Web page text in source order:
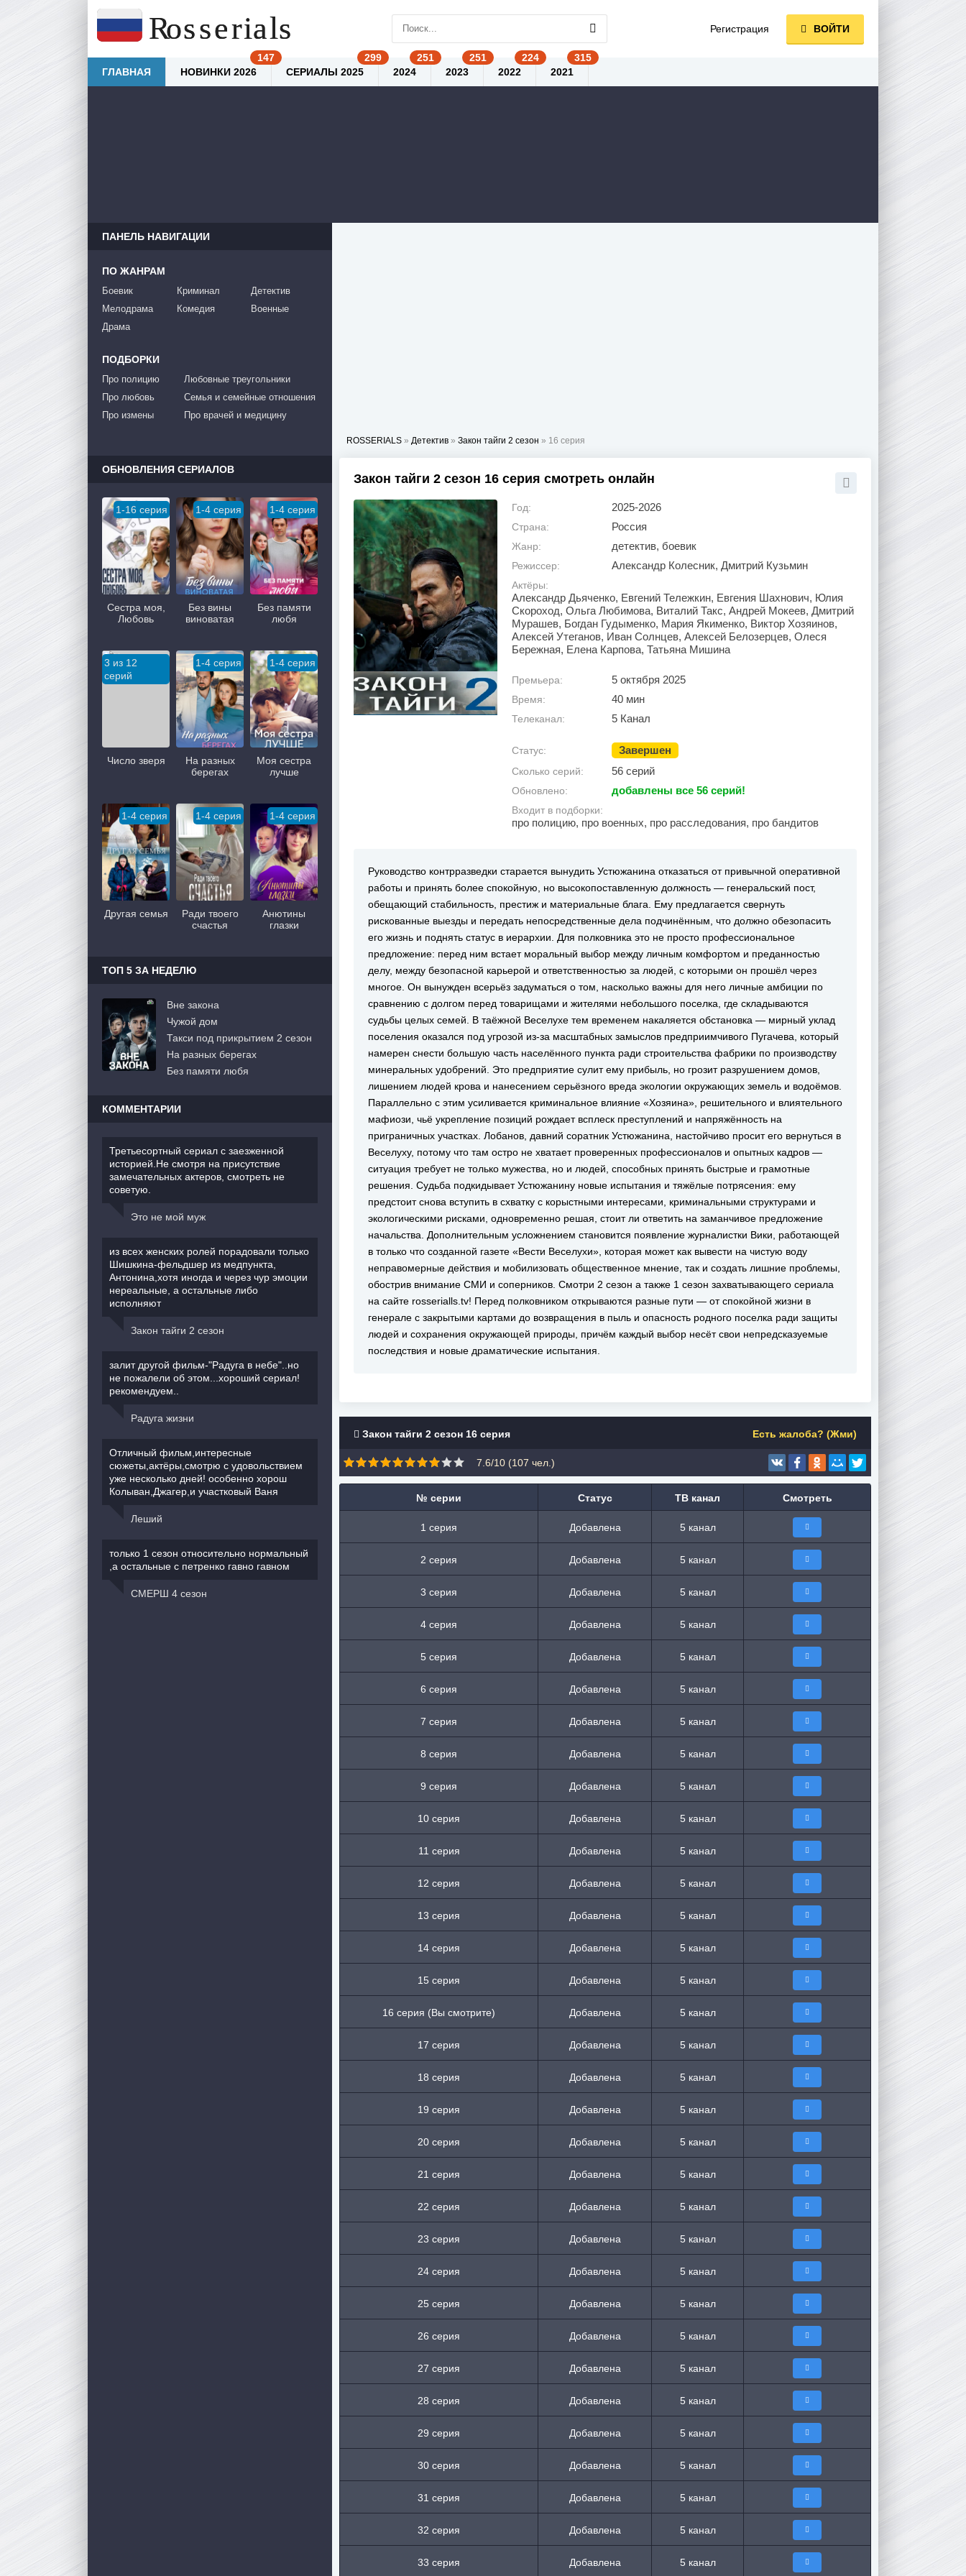
ROSSERIALS » Детектив » Закон тайги 2 сезон » 16 серия
Закон тайги 2 сезон 16 серия смотреть онлайн
Год: 2025-2026
Страна: Россия
Жанр: детектив, боевик
Режиссер: Александр Колесник, Дмитрий Кузьмин
Актёры:
Александр Дьяченко, Евгений Тележкин, Евгения Шахнович, Юлия
Скороход, Ольга Любимова, Виталий Такс, Андрей Мокеев, Дмитрий
Мурашев, Богдан Гудыменко, Мария Якименко, Виктор Хозяинов,
Алексей Утеганов, Иван Солнцев, Алексей Белозерцев, Олеся
Бережная, Елена Карпова, Татьяна Мишина
Премьера: 5 октября 2025
Время: 40 мин
Телеканал: 5 Канал
Статус: Завершен
Сколько серий: 56 серий
Обновлено: добавлены все 56 серий!
Входит в подборки:
про полицию, про военных, про расследования, про бандитов
Руководство контрразведки старается вынудить Устюжанина отказаться от привычной оперативной
работы и принять более спокойную, но высокопоставленную должность — генеральский пост,
обещающий стабильность, престиж и материальные блага. Ему предлагается свернуть
рискованные выезды и передать непосредственные дела подчинённым, что должно обезопасить
его жизнь и поднять статус в иерархии. Для полковника это не просто профессиональное
предложение: перед ним встает моральный выбор между личным комфортом и преданностью
делу, между безопасной карьерой и ответственностью за людей, с которыми он прошёл через
многое. Он вынужден всерьёз задуматься о том, насколько важны для него личные амбиции по
сравнению с долгом перед товарищами и жителями небольшого поселка, где складываются
судьбы целых семей. В таёжной Веселухе тем временем накаляется обстановка — мирный уклад
поселения оказался под угрозой из-за масштабных замыслов предприимчивого Пугачева, который
намерен снести большую часть населённого пункта ради строительства фабрики по производству
минеральных удобрений. Это предприятие сулит ему прибыль, но грозит разрушением домов,
лишением людей крова и нанесением серьёзного вреда экологии окружающих земель и водоёмов.
Параллельно с этим усиливается криминальное влияние «Хозяина», решительного и влиятельного
мафиози, чьё укрепление позиций рождает всплеск преступлений и напряжённость на
приграничных участках. Лобанов, давний соратник Устюжанина, настойчиво просит его вернуться в
Веселуху, потому что там остро не хватает проверенных профессионалов и опытных кадров —
ситуация требует не только мужества, но и людей, способных принять быстрые и грамотные
решения. Судьба подкидывает Устюжанину новые испытания и тяжёлые потрясения: ему
предстоит снова вступить в схватку с корыстными интересами, криминальными структурами и
экологическими рисками, одновременно решая, стоит ли ответить на заманчивое предложение
начальства. Дополнительным усложнением становится появление журналистки Вики, работающей
в только что созданной газете «Вести Веселухи», которая может как вывести на чистую воду
неправомерные действия и мобилизовать общественное мнение, так и создать лишние проблемы,
обострив внимание СМИ и соперников. Смотри 2 сезон а также 1 сезон захватывающего сериала
на сайте rosserialls.tv! Перед полковником открываются разные пути — от спокойной жизни в
генерале с закрытыми картами до возвращения в пыль и опасность родного поселка ради защиты
людей и сохранения окружающей природы, причём каждый выбор несёт свои непредсказуемые
последствия и новые драматические испытания.
Закон тайги 2 сезон 16 серия Есть жалоба? (Жми)
7.6/10 (107 чел.)
№ серии Статус ТВ канал Смотреть
1 серия Добавлена 5 канал
2 серия Добавлена 5 канал
3 серия Добавлена 5 канал
4 серия Добавлена 5 канал
5 серия Добавлена 5 канал
6 серия Добавлена 5 канал
7 серия Добавлена 5 канал
8 серия Добавлена 5 канал
9 серия Добавлена 5 канал
10 серия Добавлена 5 канал
11 серия Добавлена 5 канал
12 серия Добавлена 5 канал
13 серия Добавлена 5 канал
14 серия Добавлена 5 канал
15 серия Добавлена 5 канал
16 серия (Вы смотрите) Добавлена 5 канал
17 серия Добавлена 5 канал
18 серия Добавлена 5 канал
19 серия Добавлена 5 канал
20 серия Добавлена 5 канал
21 серия Добавлена 5 канал
22 серия Добавлена 5 канал
23 серия Добавлена 5 канал
24 серия Добавлена 5 канал
25 серия Добавлена 5 канал
26 серия Добавлена 5 канал
27 серия Добавлена 5 канал
28 серия Добавлена 5 канал
29 серия Добавлена 5 канал
30 серия Добавлена 5 канал
31 серия Добавлена 5 канал
32 серия Добавлена 5 канал
33 серия Добавлена 5 канал
ПАНЕЛЬ НАВИГАЦИИ
ПО ЖАНРАМ
Боевик
Мелодрама
Драма
Криминал
Комедия
Детектив
Военные
ПОДБОРКИ
Про полицию
Про любовь
Про измены
Любовные треугольники
Семья и семейные отношения
Про врачей и медицину
ОБНОВЛЕНИЯ СЕРИАЛОВ
1-16 серия
Сестра моя,
Любовь
1-4 серия
Без вины
виноватая
1-4 серия
Без памяти
любя
3 из 12
серий
Число зверя
1-4 серия
На разных
берегах
1-4 серия
Моя сестра
лучше
1-4 серия
Другая семья
1-4 серия
Ради твоего
счастья
1-4 серия
Анютины
глазки
ТОП 5 ЗА НЕДЕЛЮ
Вне закона
Чужой дом
Такси под прикрытием 2 сезон
На разных берегах
Без памяти любя
КОММЕНТАРИИ
Третьесортный сериал с заезженной
историей.Не смотря на присутствие
замечательных актеров, смотреть не
советую.
Это не мой муж
из всех женских ролей порадовали только
Шишкина-фельдшер из медпункта,
Антонина,хотя иногда и через чур эмоции
нереальные, а остальные либо
исполняют
Закон тайги 2 сезон
залит другой фильм-"Радуга в небе"..но
не пожалели об этом...хороший сериал!
рекомендуем..
Радуга жизни
Отличный фильм,интересные
сюжеты,актёры,смотрю с удовольствием
уже несколько дней! особенно хорош
Колыван,Джагер,и участковый Ваня
Леший
только 1 сезон относительно нормальный
,а остальные с петренко гавно гавном
СМЕРШ 4 сезон
Регистрация ВОЙТИ
ГЛАВНАЯ НОВИНКИ 2026 СЕРИАЛЫ 2025 2024 2023 2022 2021